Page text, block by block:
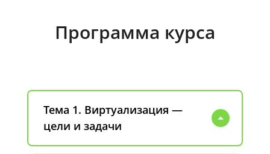
Программа курса
Тема 1. Виртуализация —
цели и задачи